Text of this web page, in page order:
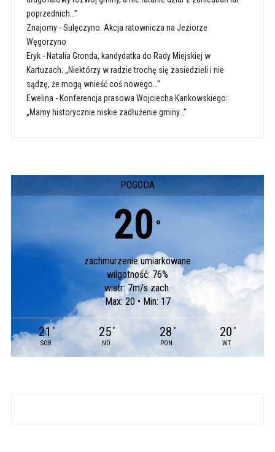
poprzednich…”
Znajomy-Sulęczyno. Akcja ratownicza na Jeziorze
Węgorzyno
Eryk- Natalia Gronda, kandydatka do Rady Miejskiej w
Kartuzach: „Niektórzy w radzie trochę się zasiedzieli i nie
sądzę, że mogą wnieść coś nowego…”
Ewelina - Konferencja prasowa Wojciecha Kankowskiego:
„Mamy historycznie niskie zadłużenie gminy…”
POGODA
20 °
zachmurzenie umiarkowane
wilgotność: 76%
wiatr: 7m/s zach.
Max: 20 • Min: 17
21 °
SOB
25 °
ND
28 °
PON
20 °
WT